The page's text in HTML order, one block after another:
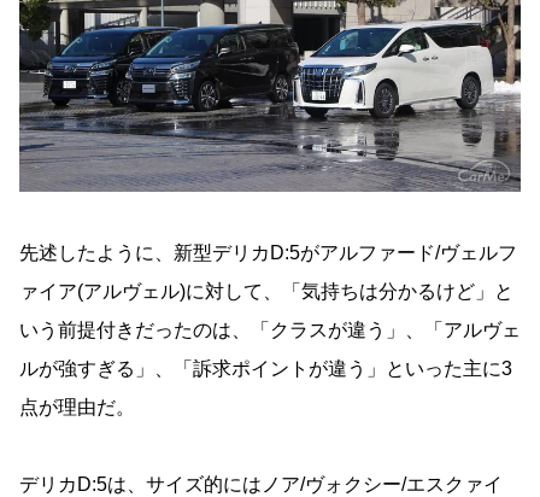
先述したように、新型デリカD:5がアルファード/ヴェルフ
ァイア(アルヴェル)に対して、「気持ちは分かるけど」と
いう前提付きだったのは、「クラスが違う」、「アルヴェ
ルが強すぎる」、「訴求ポイントが違う」といった主に3
点が理由だ。
デリカD:5は、サイズ的にはノア/ヴォクシー/エスクァイ